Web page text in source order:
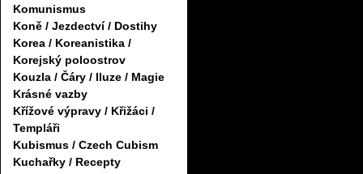
Komunismus
Koně / Jezdectví / Dostihy
Korea / Koreanistika /
Korejský poloostrov
Kouzla / Čáry / Iluze / Magie
Krásné vazby
Křížové výpravy / Křižáci /
Templáři
Kubismus / Czech Cubism
Kuchařky / Recepty